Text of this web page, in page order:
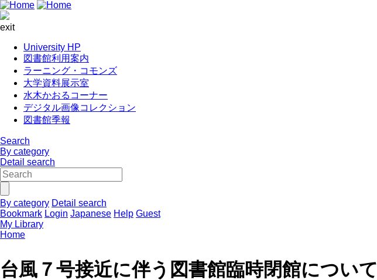
exit
University HP
図書館利用案内
ラーニング・コモンズ
大学資料展示室
水木かおるコーナー
デジタル画像コレクション
図書館季報
Search
By category
Detail search
By category Detail search
Bookmark Login Japanese Help Guest
My Library
Home
台風７号接近に伴う図書館臨時閉館について